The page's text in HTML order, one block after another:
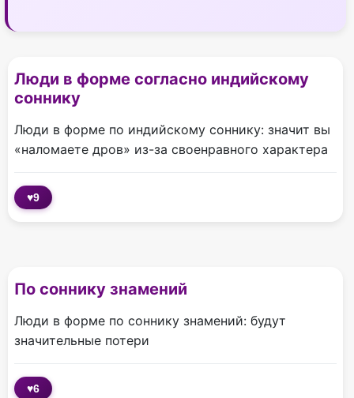
Люди в форме согласно индийскому
соннику
Люди в форме по индийскому соннику: значит вы
«наломаете дров» из-за своенравного характера
♥9
По соннику знамений
Люди в форме по соннику знамений: будут
значительные потери
♥6